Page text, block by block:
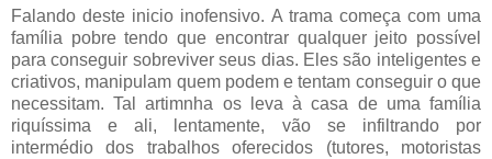
Falando deste inicio inofensivo. A trama começa com uma
família pobre tendo que encontrar qualquer jeito possível
para conseguir sobreviver seus dias. Eles são inteligentes e
criativos, manipulam quem podem e tentam conseguir o que
necessitam. Tal artimnha os leva à casa de uma família
riquíssima e ali, lentamente, vão se infiltrando por
intermédio dos trabalhos oferecidos (tutores, motoristas